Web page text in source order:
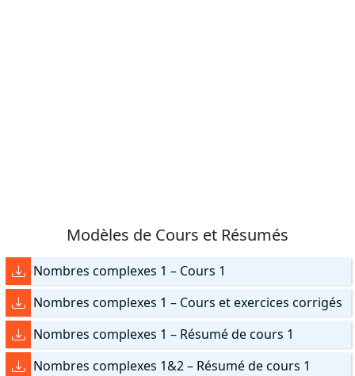
Modèles de Cours et Résumés
Nombres complexes 1 – Cours 1
Nombres complexes 1 – Cours et exercices corrigés
Nombres complexes 1 – Résumé de cours 1
Nombres complexes 1&2 – Résumé de cours 1